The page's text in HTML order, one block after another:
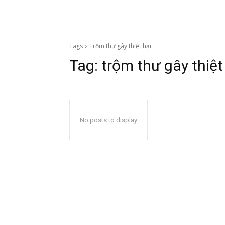
Tags Trộm thư gây thiệt hại
Tag: trộm thư gây
No posts to display